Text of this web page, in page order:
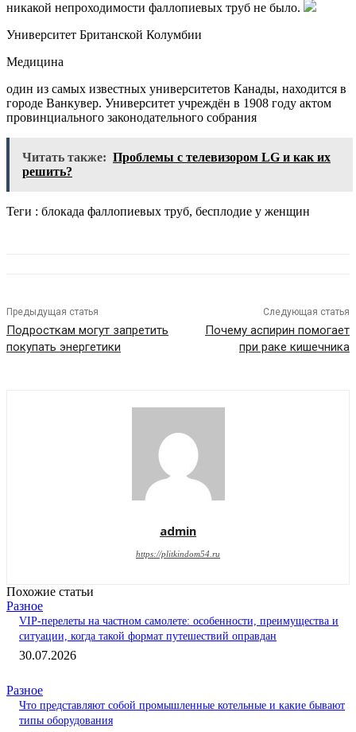
никакой непроходимости фаллопиевых труб не было.
Университет Британской Колумбии
Медицина
один из самых известных университетов Канады, находится в
городе Ванкувер. Университет учреждён в 1908 году актом
провинциального законодательного собрания
Читать также: Проблемы с телевизором LG и как их
решить?
Теги : блокада фаллопиевых труб, бесплодие у женщин
Предыдущая статья
Подросткам могут запретить
покупать энергетики
Следующая статья
Почему аспирин помогает
при раке кишечника
admin
https://plitkindom54.ru
Похожие статьи
Разное
VIP-перелеты на частном самолете: особенности, преимущества и
ситуации, когда такой формат путешествий оправдан
30.07.2026
Разное
Что представляют собой промышленные котельные и какие бывают
типы оборудования